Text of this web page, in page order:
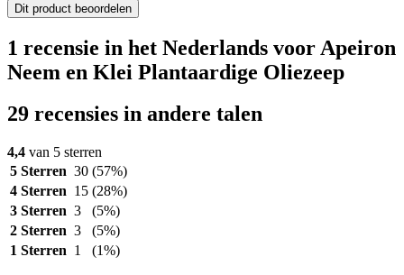
Dit product beoordelen
1 recensie in het Nederlands voor Apeiron
Neem en Klei Plantaardige Oliezeep
29 recensies in andere talen
4,4 van 5 sterren
5 Sterren 30 (57%)
4 Sterren 15 (28%)
3 Sterren 3
(5%)
2 Sterren 3
(5%)
1 Sterren 1 (1%)